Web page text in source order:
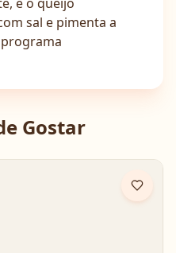
sal e pimenta a
Gostar